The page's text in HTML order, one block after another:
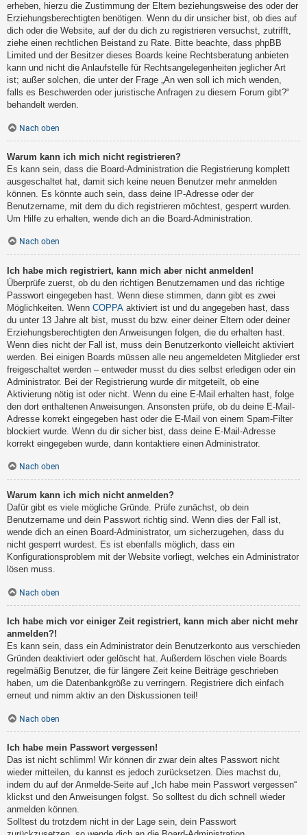
erheben, hierzu die Zustimmung der Eltern beziehungsweise des oder der
Erziehungsberechtigten benötigen. Wenn du dir unsicher bist, ob dies auf
dich oder die Website, auf der du dich zu registrieren versuchst, zutrifft,
ziehe einen rechtlichen Beistand zu Rate. Bitte beachte, dass phpBB
Limited und der Besitzer dieses Boards keine Rechtsberatung anbieten
kann und nicht die Anlaufstelle für Rechtsangelegenheiten jeglicher Art
ist; außer solchen, die unter der Frage „An wen soll ich mich wenden,
falls es Beschwerden oder juristische Anfragen zu diesem Forum gibt?“
behandelt werden.
Nach oben
Warum kann ich mich nicht registrieren?
Es kann sein, dass die Board-Administration die Registrierung komplett
ausgeschaltet hat, damit sich keine neuen Benutzer mehr anmelden
können. Es könnte auch sein, dass deine IP-Adresse oder der
Benutzername, mit dem du dich registrieren möchtest, gesperrt wurden.
Um Hilfe zu erhalten, wende dich an die Board-Administration.
Nach oben
Ich habe mich registriert, kann mich aber nicht anmelden!
Überprüfe zuerst, ob du den richtigen Benutzernamen und das richtige
Passwort eingegeben hast. Wenn diese stimmen, dann gibt es zwei
Möglichkeiten. Wenn COPPA aktiviert ist und du angegeben hast, dass
du unter 13 Jahre alt bist, musst du bzw. einer deiner Eltern oder deiner
Erziehungsberechtigten den Anweisungen folgen, die du erhalten hast.
Wenn dies nicht der Fall ist, muss dein Benutzerkonto vielleicht aktiviert
werden. Bei einigen Boards müssen alle neu angemeldeten Mitglieder erst
freigeschaltet werden – entweder musst du dies selbst erledigen oder ein
Administrator. Bei der Registrierung wurde dir mitgeteilt, ob eine
Aktivierung nötig ist oder nicht. Wenn du eine E-Mail erhalten hast, folge
den dort enthaltenen Anweisungen. Ansonsten prüfe, ob du deine E-Mail-
Adresse korrekt eingegeben hast oder die E-Mail von einem Spam-Filter
blockiert wurde. Wenn du dir sicher bist, dass deine E-Mail-Adresse
korrekt eingegeben wurde, dann kontaktiere einen Administrator.
Nach oben
Warum kann ich mich nicht anmelden?
Dafür gibt es viele mögliche Gründe. Prüfe zunächst, ob dein
Benutzername und dein Passwort richtig sind. Wenn dies der Fall ist,
wende dich an einen Board-Administrator, um sicherzugehen, dass du
nicht gesperrt wurdest. Es ist ebenfalls möglich, dass ein
Konfigurationsproblem mit der Website vorliegt, welches ein Administrator
lösen muss.
Nach oben
Ich habe mich vor einiger Zeit registriert, kann mich aber nicht mehr
anmelden?!
Es kann sein, dass ein Administrator dein Benutzerkonto aus verschieden
Gründen deaktiviert oder gelöscht hat. Außerdem löschen viele Boards
regelmäßig Benutzer, die für längere Zeit keine Beiträge geschrieben
haben, um die Datenbankgröße zu verringern. Registriere dich einfach
erneut und nimm aktiv an den Diskussionen teil!
Nach oben
Ich habe mein Passwort vergessen!
Das ist nicht schlimm! Wir können dir zwar dein altes Passwort nicht
wieder mitteilen, du kannst es jedoch zurücksetzen. Dies machst du,
indem du auf der Anmelde-Seite auf „Ich habe mein Passwort vergessen“
klickst und den Anweisungen folgst. So solltest du dich schnell wieder
anmelden können.
Solltest du trotzdem nicht in der Lage sein, dein Passwort